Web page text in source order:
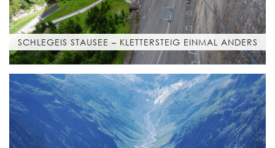
SCHLEGEIS STAUSEE – KLETTERSTEIG EINMAL ANDERS